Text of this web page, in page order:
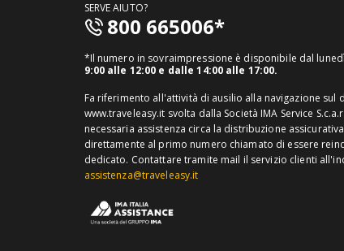
SERVE AIUTO?
800 665006*
*Il numero in sovraimpressione è disponibile dal
9:00 alle 12:00 e dalle 14:00 alle 17:00.
Fa riferimento all'attività di ausilio alla navigazione sul
www.traveleasy.it svolta dalla Società IMA Service
necessaria assistenza circa la distribuzione
direttamente al primo numero chiamato di essere
dedicato. Contattare tramite mail il servizio clienti
assistenza@traveleasy.it